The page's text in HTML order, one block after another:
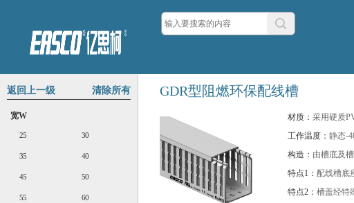
清除所有
返回上一级
宽W
25 30
35 40
45 50
55 60
GDR型阻燃环保配线槽
材质：采用硬质
工作温度：静态-
构造： 由槽底及
特点1： 配线槽底
特点2：槽盖经特